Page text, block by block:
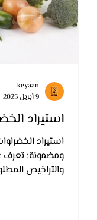
استيراد
استيراد
ومضمونة: تعرف
والتراخيص
keyaan
9 أبريل 2025